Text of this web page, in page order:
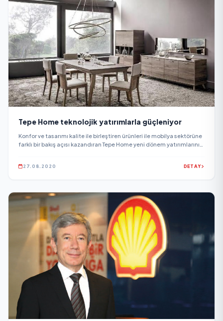
Tepe Home teknolojik yatırımlarla güçleniyor
Konfor ve tasarımı kalite ile birleştiren ürünleri ile mobilya sektörüne
farklı bir bakış açısı kazandıran Tepe Home yeni dönem yatırımlarını
27.08.2020 DETAY